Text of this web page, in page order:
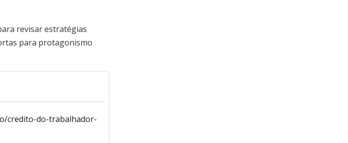
revisar estratégias
para protagonismo
credito-do-trabalhador-